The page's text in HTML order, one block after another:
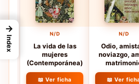
N/D
La vida de las
mujeres
(Contemporánea)
📖 Ver ficha
N/D
Odio,
noviazgo,
📖 Ver
→
Index